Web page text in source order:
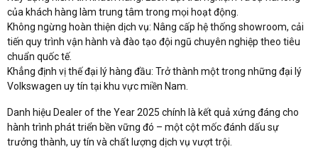
của khách hàng làm trung tâm trong mọi hoạt động.
Không ngừng hoàn thiện dịch vụ: Nâng cấp hệ thống showroom, cải
tiến quy trình vận hành và đào tạo đội ngũ chuyên nghiệp theo tiêu
chuẩn quốc tế.
Khẳng định vị thế đại lý hàng đầu: Trở thành một trong những đại lý
Volkswagen uy tín tại khu vực miền Nam.
Danh hiệu Dealer of the Year 2025 chính là kết quả xứng đáng cho
hành trình phát triển bền vững đó – một cột mốc đánh dấu sự
trưởng thành, uy tín và chất lượng dịch vụ vượt trội.